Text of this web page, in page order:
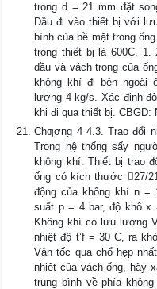
trong d = 21 mm đặt
Dầu đi vào thiết bị với
bình của bề mặt trong
trong thiết bị là 600C.
dầu và vách trong của
không khí đi bên ngoài
lượng 4 kg/s. Xác định
khi đi qua thiết bị. CBGD:
Chƣơng 4 4.3. Trao đổi
Trong hệ thống sấy
không khí. Thiết bị trao
ống có kích thước 27/
động của không khí n
suất p = 4 bar, độ khô x
Không khí có lưu lượng
nhiệt độ t’f = 30 C, ra
Vận tốc qua chổ hẹp
nhiệt của vách ống, hãy
trung bình về phía